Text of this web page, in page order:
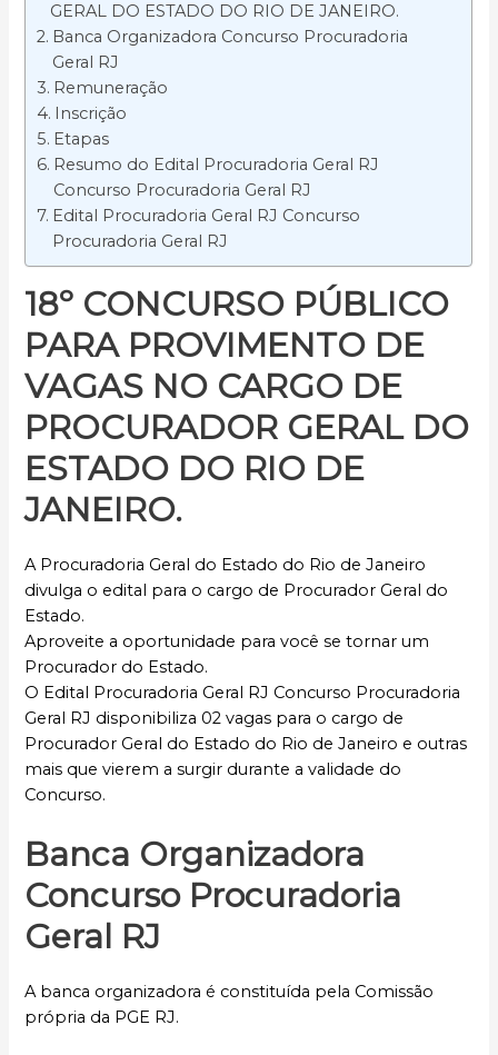
GERAL DO ESTADO DO RIO DE JANEIRO.
Banca Organizadora Concurso Procuradoria
Geral RJ
Remuneração
Inscrição
Etapas
Resumo do Edital Procuradoria Geral RJ
Concurso Procuradoria Geral RJ
Edital Procuradoria Geral RJ Concurso
Procuradoria Geral RJ
18º CONCURSO PÚBLICO
PARA PROVIMENTO DE
VAGAS NO CARGO DE
PROCURADOR GERAL DO
ESTADO DO RIO DE
JANEIRO.
A Procuradoria Geral do Estado do Rio de Janeiro
divulga o edital para o cargo de Procurador Geral do
Estado.
Aproveite a oportunidade para você se tornar um
Procurador do Estado.
O Edital Procuradoria Geral RJ Concurso Procuradoria
Geral RJ disponibiliza 02 vagas para o cargo de
Procurador Geral do Estado do Rio de Janeiro e outras
mais que vierem a surgir durante a validade do
Concurso.
Banca Organizadora
Concurso Procuradoria
Geral RJ
A banca organizadora é constituída pela Comissão
própria da PGE RJ.